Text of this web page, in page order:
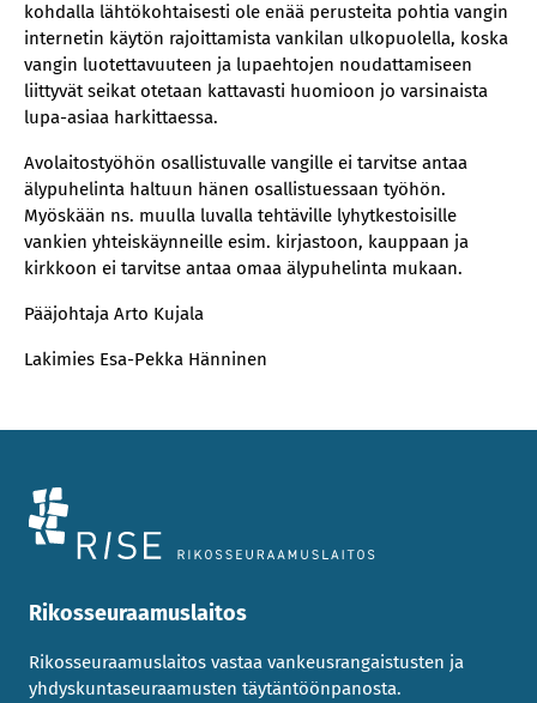
kohdalla lähtökohtaisesti ole enää perusteita pohtia vangin
internetin käytön rajoittamista vankilan ulkopuolella, koska
vangin luotettavuuteen ja lupaehtojen noudattamiseen
liittyvät seikat otetaan kattavasti huomioon jo varsinaista
lupa-asiaa harkittaessa.
Avolaitostyöhön osallistuvalle vangille ei tarvitse antaa
älypuhelinta haltuun hänen osallistuessaan työhön.
Myöskään ns. muulla luvalla tehtäville lyhytkestoisille
vankien yhteiskäynneille esim. kirjastoon, kauppaan ja
kirkkoon ei tarvitse antaa omaa älypuhelinta mukaan.
Pääjohtaja Arto Kujala
Lakimies Esa-Pekka Hänninen
Rikosseuraamuslaitos
Rikosseuraamuslaitos vastaa vankeusrangaistusten ja
yhdyskuntaseuraamusten täytäntöönpanosta.